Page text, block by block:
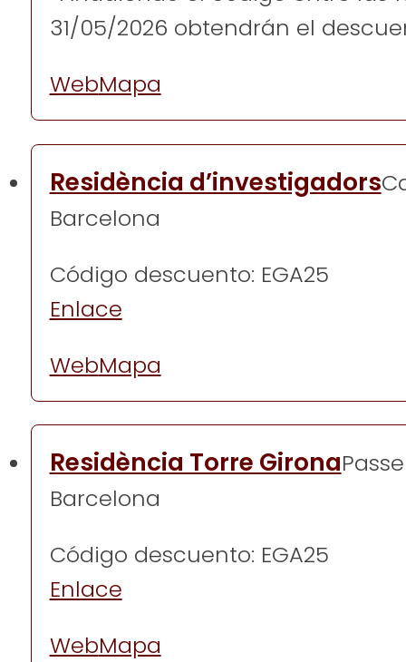
31/05/2026 obtendrán el
WebMapa
Residència d’investigadors
Barcelona
Código descuento: EGA25
Enlace
WebMapa
Residència Torre Girona
Barcelona
Código descuento: EGA25
Enlace
WebMapa